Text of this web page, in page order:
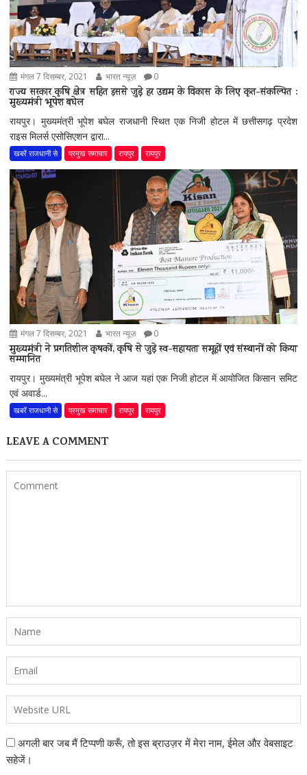
मंगल 7 दिसम्बर, 2021 भारत न्यूज़ 0
राज्य सरकार कृषि क्षेत्र सहित इससे जुड़े हर उद्यम के विकास के लिए कृत-संकल्पित :
मुख्यमंत्री भूपेश बघेल
रायपुर। मुख्यमंत्री भूपेश बघेल राजधानी स्थित एक निजी होटल में छत्तीसगढ़ प्रदेश
राइस मिलर्स एसोसिएशन द्वारा...
खबरें राजधानी से प्रमुख समाचार रायपुर रायपुर
मंगल 7 दिसम्बर, 2021 भारत न्यूज़ 0
मुख्यमंत्री ने प्रगतिशील कृषकों, कृषि से जुड़े स्व-सहायता समूहों एवं संस्थानों को किया
सम्मानित
रायपुर। मुख्यमंत्री भूपेश बघेल ने आज यहां एक निजी होटल में आयोजित किसान समिट
एवं अवार्ड...
खबरें राजधानी से प्रमुख समाचार रायपुर रायपुर
LEAVE A COMMENT
अगली बार जब मैं टिप्पणी करूँ, तो इस ब्राउज़र में मेरा नाम, ईमेल और वेबसाइट
सहेजें।